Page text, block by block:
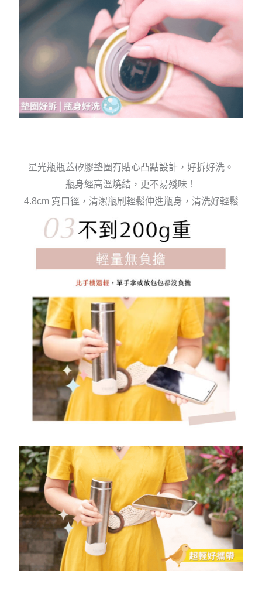
星光瓶瓶蓋矽膠墊圈有貼心凸點設計，好拆好洗。
瓶身經高溫燒結， 更不易殘味！
4.8cm 寬口徑，清潔瓶刷輕鬆伸進瓶身，清洗好輕鬆